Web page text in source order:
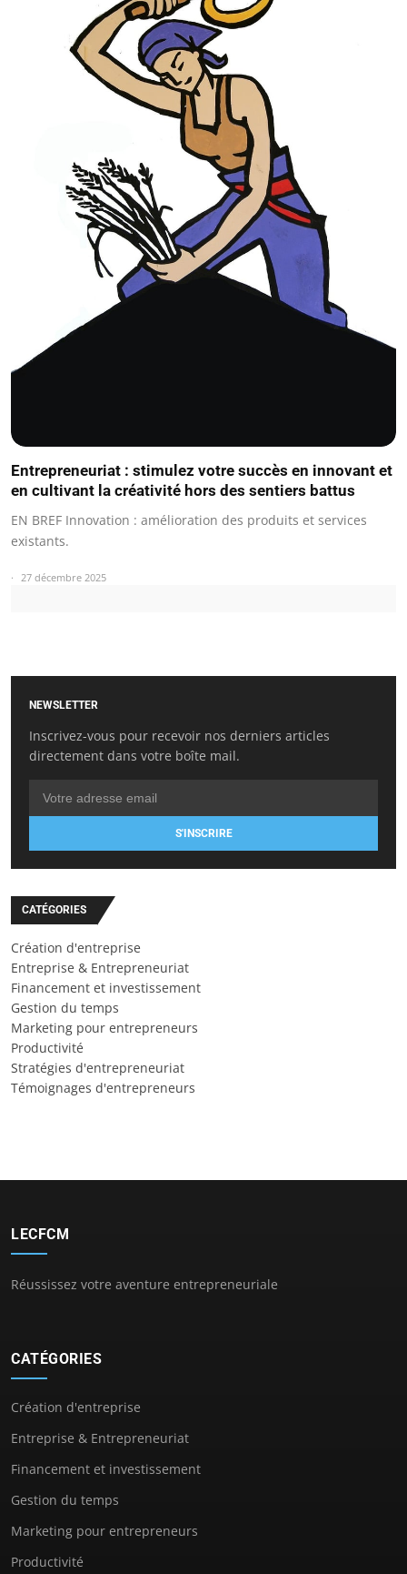
Entrepreneuriat : stimulez votre succès en innovant et
en cultivant la créativité hors des sentiers battus
EN BREF Innovation : amélioration des produits et services
existants.
27 décembre 2025
NEWSLETTER
Inscrivez-vous pour recevoir nos derniers articles
directement dans votre boîte mail.
S'INSCRIRE
CATÉGORIES
Création d'entreprise
Entreprise & Entrepreneuriat
Financement et investissement
Gestion du temps
Marketing pour entrepreneurs
Productivité
Stratégies d'entrepreneuriat
Témoignages d'entrepreneurs
LECFCM
Réussissez votre aventure entrepreneuriale
CATÉGORIES
Création d'entreprise
Entreprise & Entrepreneuriat
Financement et investissement
Gestion du temps
Marketing pour entrepreneurs
Productivité